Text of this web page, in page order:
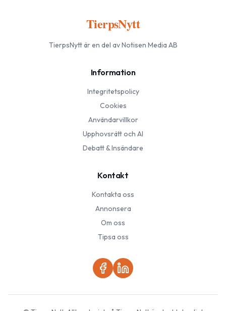
TierpsNytt
TierpsNyttär en del av Notisen Media AB
Information
Integritetspolicy
Cookies
Användarvillkor
Upphovsrätt och AI
Debatt & Insändare
Kontakt
Kontakta oss
Annonsera
Om oss
Tipsa oss